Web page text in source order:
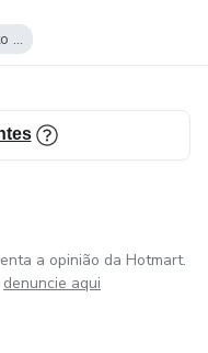
Desenvolvimento Pessoal
a opinião da Hotmart.
denuncie aqui